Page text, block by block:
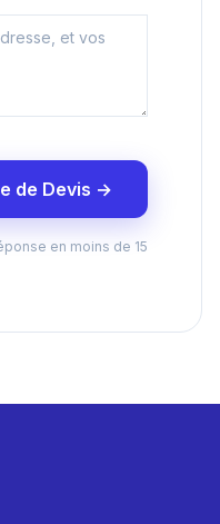
de Devis →
en moins de 15